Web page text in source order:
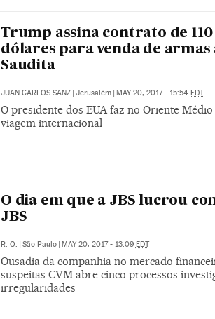
Trump assina contrato de
dólares para venda de armas
Saudita
JUAN CARLOS SANZ | Jerusalém | MAY 20, 2017 - 15:54 EDT
O presidente dos EUA faz no Oriente
viagem internacional
O dia em que a JBS lucrou
JBS
R. O. | São Paulo | MAY 20, 2017 - 13:09 EDT
Ousadia da companhia no mercado
suspeitas CVM abre cinco processos
irregularidades